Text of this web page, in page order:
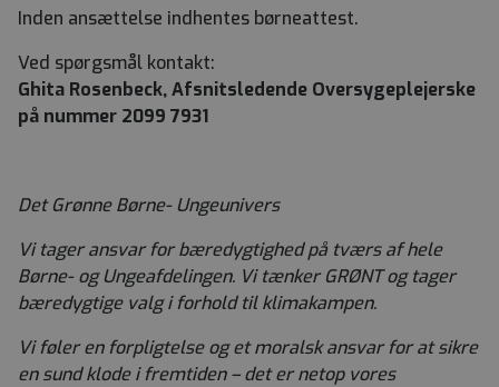
Inden ansættelse indhentes børneattest.
Ved spørgsmål kontakt:
Ghita Rosenbeck, Afsnitsledende Oversygeplejerske
på nummer 2099 7931
Det Grønne Børne- Ungeunivers
Vi tager ansvar for bæredygtighed på tværs af hele
Børne- og Ungeafdelingen. Vi tænker GRØNT og tager
bæredygtige valg i forhold til klimakampen.
Vi føler en forpligtelse og et moralsk ansvar for at sikre
en sund klode i fremtiden – det er netop vores